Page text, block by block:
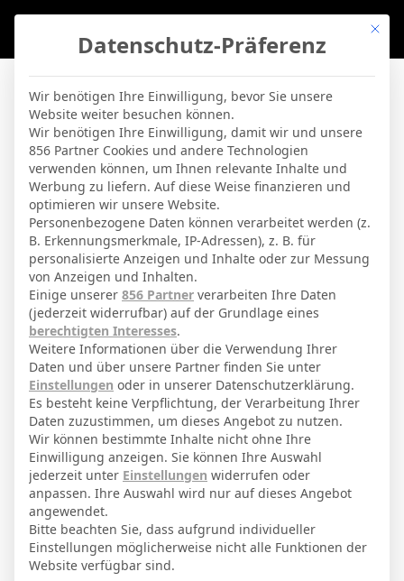
David Delgado
Micha Sassie 19. April 2026
Position Defensivspieler
Aktuelles Team Elche
GESAMTE STATISTIK
La Liga 2025-2026
0 0 0′
LETZTE BEGEGNUNGEN
Datum Ergebnis
La Liga 2025-2026
Mit
Datenschutz-Präferenz
Wir benötigen Ihre Einwilligung, bevor Sie unsere
Website weiter besuchen können.
Wir benötigen Ihre Einwilligung, damit wir und unsere
856 Partner Cookies und andere Technologien
verwenden können, um Ihnen relevante Inhalte und
Werbung zu liefern. Auf diese Weise finanzieren und
optimieren wir unsere Website.
Personenbezogene Daten können verarbeitet werden (z.
B. Erkennungsmerkmale, IP-Adressen), z. B. für
personalisierte Anzeigen und Inhalte oder zur Messung
von Anzeigen und Inhalten.
Einige unserer 856 Partner verarbeiten Ihre Daten
(jederzeit widerrufbar) auf der Grundlage eines
berechtigten Interesses.
Weitere Informationen über die Verwendung Ihrer
Daten und über unsere Partner finden Sie unter
Einstellungen oder in unserer Datenschutzerklärung.
Es besteht keine Verpflichtung, der Verarbeitung Ihrer
Daten zuzustimmen, um dieses Angebot zu nutzen.
Wir können bestimmte Inhalte nicht ohne Ihre
Einwilligung anzeigen. Sie können Ihre Auswahl
jederzeit unter Einstellungen widerrufen oder
anpassen. Ihre Auswahl wird nur auf dieses Angebot
angewendet.
Bitte beachten Sie, dass aufgrund individueller
Einstellungen möglicherweise nicht alle Funktionen der
Website verfügbar sind.